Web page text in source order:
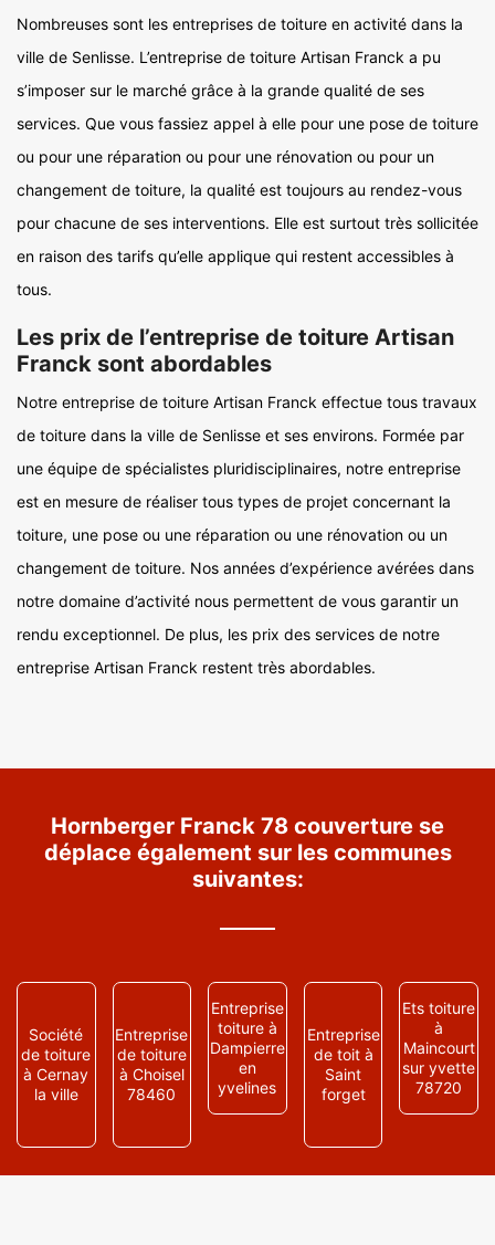
Nombreuses sont les entreprises de toiture en activité dans la
ville de Senlisse. L’entreprise de toiture Artisan Franck a pu
s’imposer sur le marché grâce à la grande qualité de ses
services. Que vous fassiez appel à elle pour une pose de toiture
ou pour une réparation ou pour une rénovation ou pour un
changement de toiture, la qualité est toujours au rendez-vous
pour chacune de ses interventions. Elle est surtout très sollicitée
en raison des tarifs qu’elle applique qui restent accessibles à
tous.
Les prix de l’entreprise de toiture Artisan
Franck sont abordables
Notre entreprise de toiture Artisan Franck effectue tous travaux
de toiture dans la ville de Senlisse et ses environs. Formée par
une équipe de spécialistes pluridisciplinaires, notre entreprise
est en mesure de réaliser tous types de projet concernant la
toiture, une pose ou une réparation ou une rénovation ou un
changement de toiture. Nos années d’expérience avérées dans
notre domaine d’activité nous permettent de vous garantir un
rendu exceptionnel. De plus, les prix des services de notre
entreprise Artisan Franck restent très abordables.
Hornberger Franck 78 couverture se
déplace également sur les communes
suivantes:
Société
de toiture
à Cernay
la ville
Entreprise
de toiture
à Choisel
78460
Entreprise
toiture à
Dampierre
en
yvelines
Entreprise
de toit à
Saint
forget
Ets toiture
à
Maincourt
sur yvette
78720